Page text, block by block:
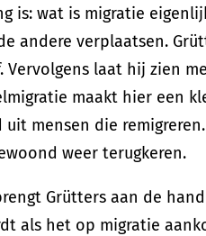
is: wat is migratie
andere verplaatsen.
Vervolgens laat hij zien
maakt hier een
uit mensen die
weer terugkeren.
Grütters aan de
als het op migratie